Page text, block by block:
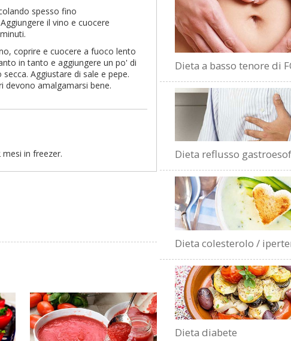
spesso fino
il vino e cuocere
coprire e cuocere a fuoco lento
in tanto e aggiungere un po' di
Aggiustare di sale e pepe.
devono amalgamarsi bene.
in freezer.
Dieta a basso tenore di
Dieta reflusso
Dieta colesterolo /
Dieta diabete